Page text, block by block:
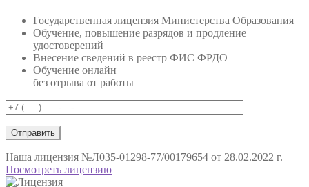
Государственная лицензия Министерства Образования
Обучение, повышение разрядов и продление
удостоверений
Внесение сведений в реестр ФИС ФРДО
Обучение онлайн
без отрыва от работы
Наша лицензия №Л035-01298-77/00179654 от 28.02.2022 г.
Посмотреть лицензию